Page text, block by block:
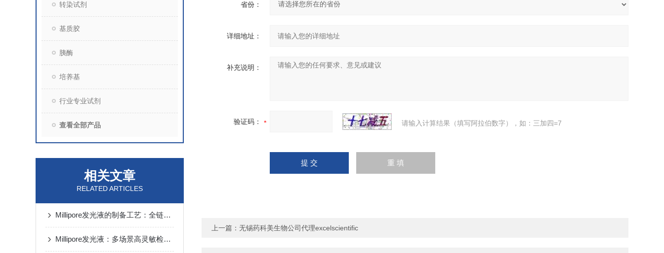
转染试剂
基质胶
胰酶
培养基
行业专业试剂
查看全部产品
相关文章
RELATED ARTICLES
Millipore发光液的制备工艺：全链路质控保障检测性能稳定
Millipore发光液：多场景高灵敏检测的核心试剂支撑
省份：
详细地址：
补充说明：
验证码： 请输入计算结果（填写阿拉伯数字），如：三加四=7
上一篇： 无锡药科美生物公司代理excelscientific